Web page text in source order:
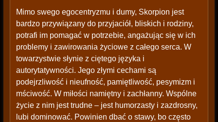
Mimo swego egocentryzmu i dumy, Skorpion jest
bardzo przywiązany do przyjaciół, bliskich i rodziny,
potrafi im pomagać w potrzebie, angażując się w ich
problemy i zawirowania życiowe z całego serca. W
towarzystwie słynie z ciętego języka i
autorytatywności. Jego złymi cechami są
podejrzliwość i nieufność, pamiętliwość, pesymizm i
mściwość. W miłości namiętny i zachłanny. Wspólne
życie z nim jest trudne – jest humorzasty i zazdrosny,
lubi dominować. Powinien dbać o stawy, bo często